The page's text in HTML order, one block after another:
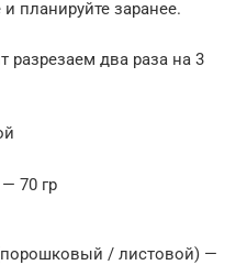
планируйте заранее.
разрезаем два раза на 3
70 гр
/ листовой) —